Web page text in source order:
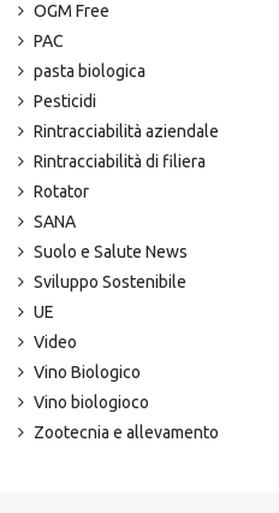
OGM Free
PAC
pasta biologica
Pesticidi
Rintracciabilità aziendale
Rintracciabilità di filiera
Rotator
SANA
Suolo e Salute News
Sviluppo Sostenibile
UE
Video
Vino Biologico
Vino biologioco
Zootecnia e allevamento